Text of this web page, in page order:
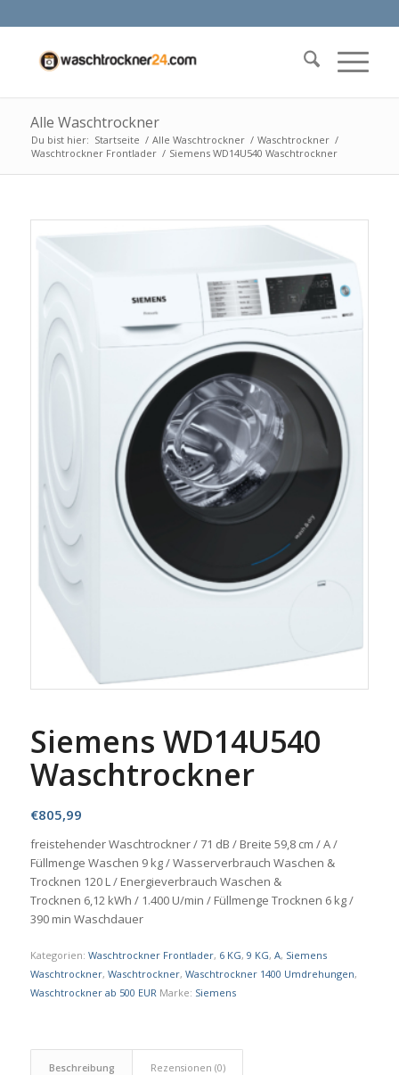
Alle Waschtrockner
Du bist hier: Startseite / Alle Waschtrockner / Waschtrockner /
Waschtrockner Frontlader / Siemens WD14U540 Waschtrockner
Siemens WD14U540
Waschtrockner
€805,99
freistehender Waschtrockner / 71 dB / Breite 59,8 cm / A /
Füllmenge Waschen 9 kg / Wasserverbrauch Waschen &
Trocknen 120 L / Energieverbrauch Waschen &
Trocknen 6,12 kWh / 1.400 U/min / Füllmenge Trocknen 6 kg /
390 min Waschdauer
Kategorien: Waschtrockner Frontlader, 6 KG, 9 KG, A, Siemens
Waschtrockner, Waschtrockner, Waschtrockner 1400 Umdrehungen,
Waschtrockner ab 500 EUR Marke: Siemens
Beschreibung Rezensionen (0)